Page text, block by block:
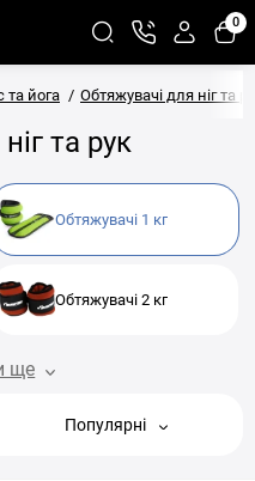
0
та йога Обтяжувачі для ніг та
та рук
Обтяжувачі 1 кг
Обтяжувачі 2 кг
ще
Популярні